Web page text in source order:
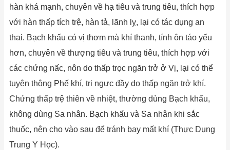
hàn khá mạnh, chuyên về hạ tiêu và trung tiêu, thích hợp
với hàn thấp tích trệ, hàn tả, lãnh lỵ, lại có tác dụng an
thai. Bạch khấu có vị thơm mà khí thanh, tính ôn táo yếu
hơn, chuyên về thượng tiêu và trung tiêu, thích hợp với
các chứng nấc, nôn do thấp trọc ngăn trở ở Vị, lại có thể
tuyên thông Phế khí, trị ngực đầy do thấp ngăn trở khí.
Chứng thấp trệ thiên về nhiệt, thường dùng Bạch khấu,
không dùng Sa nhân. Bạch khấu và Sa nhân khi sắc
thuốc, nên cho vào sau để tránh bay mất khí (Thực Dụng
Trung Y Học).